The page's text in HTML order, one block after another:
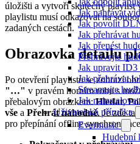
Jak nahrávat
Jak povolit
Jak přehrávat
Jak přenést
Přehrávejte
Jak upravit ID3
Jak přehrávat
Streamujte
Jak
Uživatelská příručka
Evermusic
Hudební
úložišti a vytvoří skutečný playlist
playlistu musí odkazovat na
zadaných cestách.
Obrazovka detailu
Po otevření playlistu se zobrazí
"…" v pravém horním rohu s
přebalovým obrázkem:Hledat,
vše a Přehrát náhodně. Je zde
pro přepínání offline